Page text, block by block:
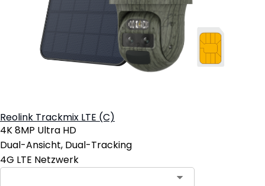
Reolink Trackmix LTE (C)
4K 8MP Ultra HD
Dual-Ansicht, Dual-Tracking
4G LTE Netzwerk